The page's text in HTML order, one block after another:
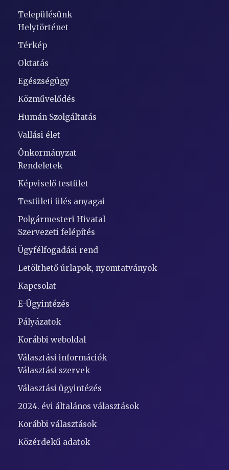
Településünk
Helytörténet
Térkép
Oktatás
Egészségügy
Közművelődés
Humán Szolgáltatás
Vallási élet
Önkormányzat
Rendeletek
Képviselő testület
Testületi ülés anyagai
Polgármesteri Hivatal
Szervezeti felépítés
Ügyfélfogadási rend
Letölthető úrlapok, nyomtatványok
Kapcsolat
E-Ügyintézés
Pályázatok
Korábbi weboldal
Választási információk
Választási szervek
Választási ügyintézés
2024. évi általános választások
Korábbi választások
Közérdekű adatok